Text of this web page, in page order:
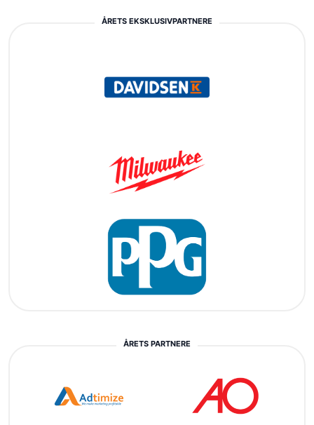
ÅRETS EKSKLUSIVPARTNERE
ÅRETS PARTNERE